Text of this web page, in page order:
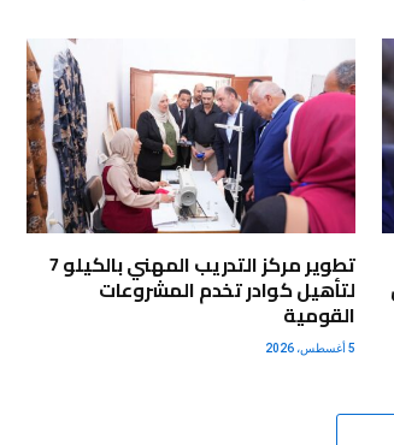
تطوير مركز التدريب المهني بالكيلو 7
لتأهيل كوادر تخدم المشروعات
القومية
5 أغسطس، 2026